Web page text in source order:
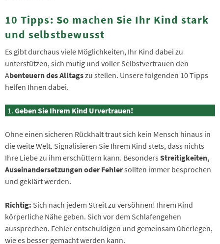
10 Tipps: So machen Sie Ihr Kind stark
und selbstbewusst
Es gibt durchaus viele Möglichkeiten, Ihr Kind dabei zu
unterstützen, sich mutig und voller Selbstvertrauen den
Abenteuern des Alltagszu stellen. Unsere folgenden 10 Tipps
helfen Ihnen dabei.
Geben Sie Ihrem Kind Urvertrauen!
Ohne einen sicheren Rückhalt traut sich kein Mensch hinaus in
die weite Welt. Signalisieren Sie Ihrem Kind stets, dass nichts
Ihre Liebe zu ihm erschüttern kann. Besonders Streitigkeiten,
Auseinandersetzungen oder Fehlersollten immer besprochen
und geklärt werden.
Richtig: Sich nach jedem Streit zu versöhnen! Ihrem Kind
körperliche Nähe geben. Sich vor dem Schlafengehen
aussprechen. Fehler entschuldigen und gemeinsam überlegen,
wie es besser gemacht werden kann.